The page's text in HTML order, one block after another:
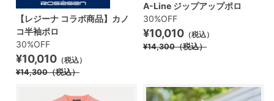
【レジーナ コラボ商品】カノ
コ半袖ポロ
30%OFF
¥10,010 （税込）
¥14,300（税込）
A-Line ジップアップポロ
30%OFF
¥10,010 （税込）
¥14,300（税込）